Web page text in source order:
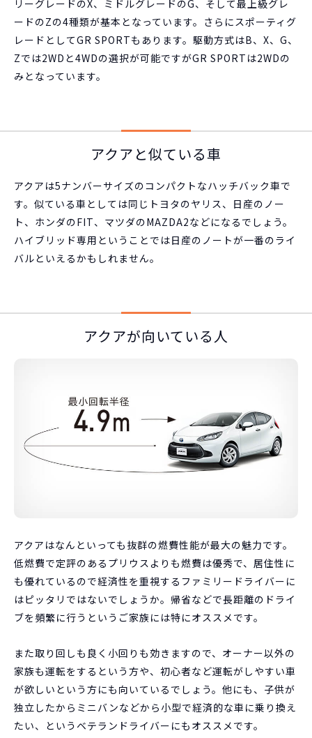
リーグレードのX、ミドルグレードのG、そして最上級グレ
ードのZの4種類が基本となっています。さらにスポーティグ
レードとしてGR SPORTもあります。駆動方式はB、X、G、
Zでは2WDと4WDの選択が可能ですがGR SPORTは2WDの
みとなっています。
アクアと似ている車
アクアは5ナンバーサイズのコンパクトなハッチバック車で
す。似ている車としては同じトヨタのヤリス、日産のノー
ト、ホンダのFIT、マツダのMAZDA2などになるでしょう。
ハイブリッド専用ということでは日産のノートが一番のライ
バルといえるかもしれません。
アクアが向いている人
アクアはなんといっても抜群の燃費性能が最大の魅力です。
低燃費で定評のあるプリウスよりも燃費は優秀で、居住性に
も優れているので経済性を重視するファミリードライバーに
はピッタリではないでしょうか。帰省などで長距離のドライ
ブを頻繁に行うというご家族には特にオススメです。
また取り回しも良く小回りも効きますので、オーナー以外の
家族も運転をするという方や、初心者など運転がしやすい車
が欲しいという方にも向いているでしょう。他にも、子供が
独立したからミニバンなどから小型で経済的な車に乗り換え
たい、というベテランドライバーにもオススメです。